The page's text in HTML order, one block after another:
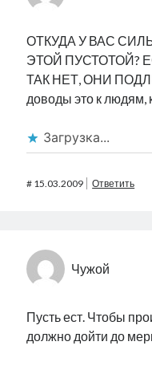
ОТКУДА У ВАС
ЭТОЙ ПУСТОТОЙ?
ТАК НЕТ, ОНИ
доводы это к людям,
Загрузка...
# 15.03.2009 Ответить
Чужой
Пусть ест. Чтобы
должно дойти до